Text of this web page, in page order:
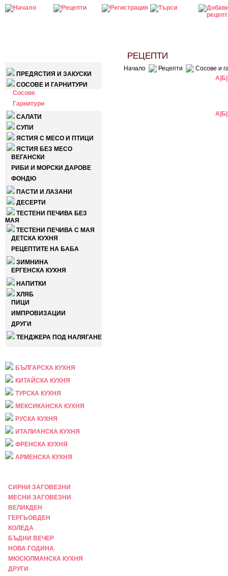
ПРЕДЯСТИЯ И ЗАКУСКИ
СОСОВЕ И ГАРНИТУРИ
Сосове
Гарнитури
САЛАТИ
СУПИ
ЯСТИЯ С МЕСО И ПТИЦИ
ЯСТИЯ БЕЗ МЕСО
ВЕГАНСКИ
РИБИ И МОРСКИ ДАРОВЕ
ФОНДЮ
ПАСТИ И ЛАЗАНИ
ДЕСЕРТИ
ТЕСТЕНИ ПЕЧИВА БЕЗ
МАЯ
ТЕСТЕНИ ПЕЧИВА С МАЯ
ДЕТСКА КУХНЯ
РЕЦЕПТИТЕ НА БАБА
ЗИМНИНА
ЕРГЕНСКА КУХНЯ
НАПИТКИ
ХЛЯБ
ПИЦИ
ИМПРОВИЗАЦИИ
ДРУГИ
ТЕНДЖЕРА ПОД НАЛЯГАНЕ
БЪЛГАРСКА КУХНЯ
КИТАЙСКА КУХНЯ
ТУРСКА КУХНЯ
МЕКСИКАНСКА КУХНЯ
РУСКА КУХНЯ
ИТАЛИАНСКА КУХНЯ
ФРЕНСКА КУХНЯ
АРМЕНСКА КУХНЯ
СИРНИ ЗАГОВЕЗНИ
МЕСНИ ЗАГОВЕЗНИ
ВЕЛИКДЕН
ГЕРГЬОВДЕН
КОЛЕДА
БЪДНИ ВЕЧЕР
НОВА ГОДИНА
МЮСЮЛМАНСКА КУХНЯ
ДРУГИ
РЕЦЕПТИ
Начало Рецепти
Сосове и
А Б
А Б